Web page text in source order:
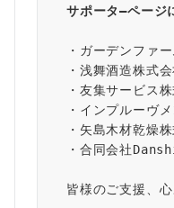
サポータ―ページ
・ガーデンファ
・浅舞酒造株式
・友集サービス
・インプルーヴ
・矢島木材乾燥
・合同会社
皆様のご支援、